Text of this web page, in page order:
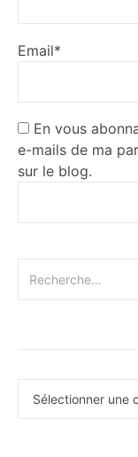
Email*
En vous
e-mails de ma
sur le blog.